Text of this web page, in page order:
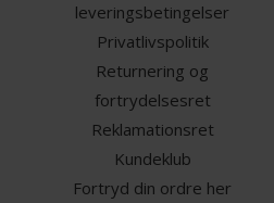
leveringsbetingelser
Privatlivspolitik
Returnering og
fortrydelsesret
Reklamationsret
Kundeklub
Fortryd din ordre her